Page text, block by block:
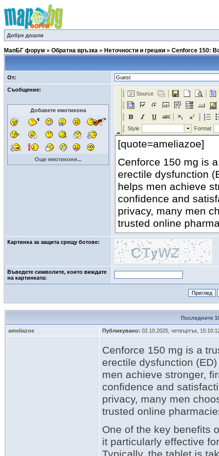
Добре дошли
МапБГ форум » Обратна връзка » Неточности и грешки » Cenforce 150:
От:
Съобщение:
Добавете емотикона
Още емотикони...
Картинка за защита срещу ботове:
Въведете символите, които виждате
на картинката: